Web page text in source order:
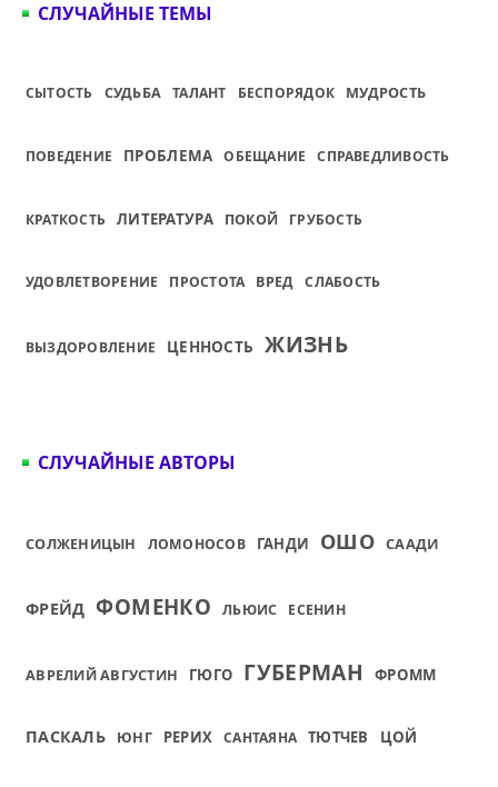
СЛУЧАЙНЫЕ ТЕМЫ
СЫТОСТЬ СУДЬБА ТАЛАНТ БЕСПОРЯДОК МУДРОСТЬ
ПОВЕДЕНИЕ ПРОБЛЕМА ОБЕЩАНИЕ СПРАВЕДЛИВОСТЬ
КРАТКОСТЬ ЛИТЕРАТУРА ПОКОЙ ГРУБОСТЬ
УДОВЛЕТВОРЕНИЕ ПРОСТОТА ВРЕД СЛАБОСТЬ
ВЫЗДОРОВЛЕНИЕ ЦЕННОСТЬ ЖИЗНЬ
СЛУЧАЙНЫЕ АВТОРЫ
СОЛЖЕНИЦЫН ЛОМОНОСОВ ГАНДИ ОШО СААДИ
ФРЕЙД ФОМЕНКО ЛЬЮИС ЕСЕНИН
АВРЕЛИЙ АВГУСТИН ГЮГО ГУБЕРМАН ФРОММ
ПАСКАЛЬ ЮНГ РЕРИХ САНТАЯНА ТЮТЧЕВ ЦОЙ